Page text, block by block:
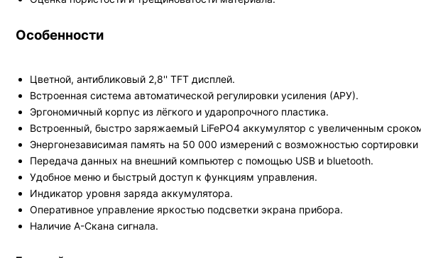
Особенности
Цветной, антибликовый 2,8'' TFT дисплей.
Встроенная система автоматической регулировки усиления (АРУ).
Эргономичный корпус из лёгкого и ударопрочного пластика.
Встроенный, быстро заряжаемый LiFePO4 аккумулятор с увеличенным
Энергонезависимая память на 50 000 измерений с возможностью сортировки
Передача данных на внешний компьютер с помощью USB и bluetooth.
Удобное меню и быстрый доступ к функциям управления.
Индикатор уровня заряда аккумулятора.
Оперативное управление яркостью подсветки экрана прибора.
Наличие А-Скана сигнала.